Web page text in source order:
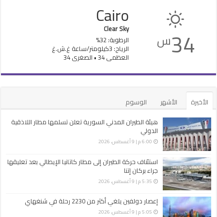
34س
Cairo
Clear Sky
الرطوبة: 32%
الرياح: 3كيلومتر/ساعة غ.ش.غ
العظمى 34 • الصغرى 34
الأخيرة الأشهر
الوسوم
هيئة الطيران المدني السورية تعلن تسلمها مطار اللاذقية
الدولي
6:00 م | 9 أغسطس، 2026
استئناف حركة الطيران إلى مطار كاتانيا الإيطالي بعد تعليقها
جراء بركان إتنا
5:35 م | 9 أغسطس، 2026
إعصار دولفين يلغي أكثر من 2230 رحلة في شنغهاي
5:05 م | 9 أغسطس، 2026